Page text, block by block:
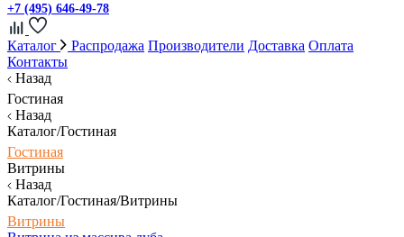
+7 (495) 646-49-78
Каталог Распродажа Производители Доставка Оплата
Контакты
Назад
Гостиная
Назад
Каталог/Гостиная
Гостиная
Витрины
Назад
Каталог/Гостиная/Витрины
Витрины